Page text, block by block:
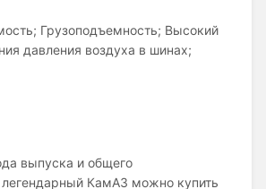
Грузоподъемность; Высокий
давления воздуха в шинах;
выпуска и общего
КамАЗ можно купить